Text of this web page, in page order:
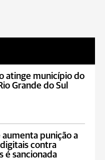
atinge município do
Grande do Sul
aumenta punição a
contra
é sancionada